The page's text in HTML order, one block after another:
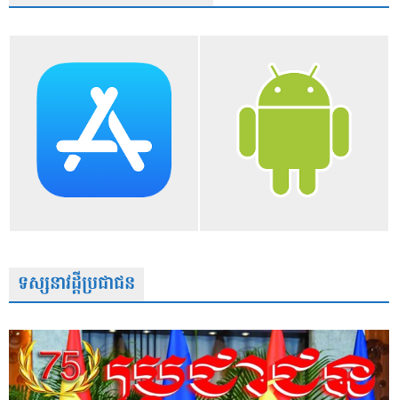
ទស្សនាវដ្តីប្រជាជន